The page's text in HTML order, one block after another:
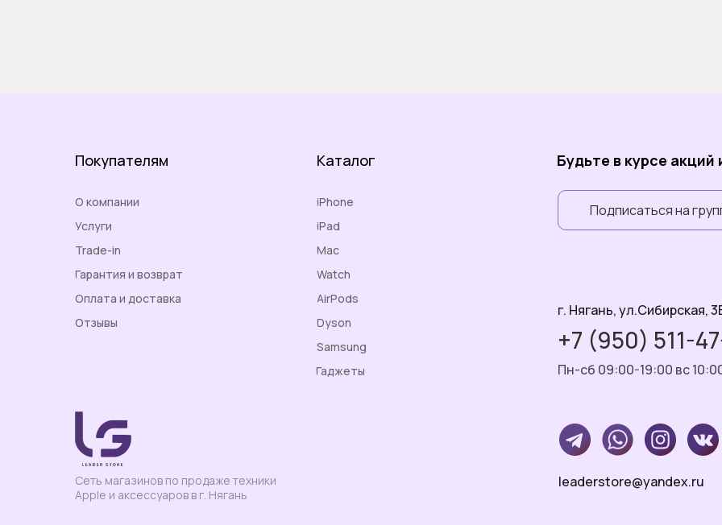
О компании
Будьте в курсе акций
Услуги
Trade-in
Сеть магазинов по продаже техники
Apple и аксессуаров в г. Нягань
Гарантия и возврат
Оплата и доставка
г. Нягань, ул.Сибирская,
Отзывы
+7 (950) 511-
Пн-сб 09:00-19:00 вс
Покупателям
leaderstore@yandex.ru
iPhone
iPad
Mac
Watch
AirPods
Каталог
Подписаться на
Samsung
Гаджеты
Dyson